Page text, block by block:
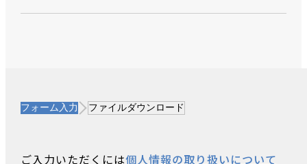
フォーム入力 ファイルダウンロード
ご入力いただくには個人情報の取り扱いについて